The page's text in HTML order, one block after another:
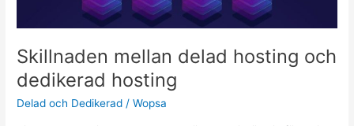
Skillnaden mellan delad hosting och
dedikerad hosting
Delad och Dedikerad /Wopsa